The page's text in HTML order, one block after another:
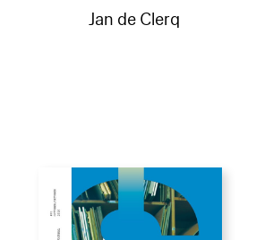
Jan de Clerq